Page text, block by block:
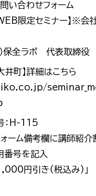
問い合わせフォーム
限定セミナー】※会
全ラボ 代表取締役
井町】詳細はこちら
：H-115
ーム備考欄に講師紹介
番号を記入
円引き(税込み)」